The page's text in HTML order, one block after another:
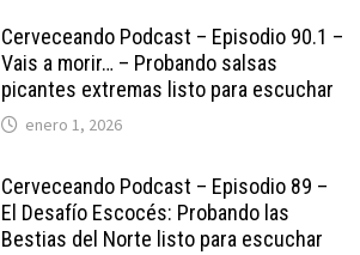
Cerveceando Podcast – Episodio 90.1 –
Vais a morir… – Probando salsas
picantes extremas listo para escuchar
enero 1, 2026
Cerveceando Podcast – Episodio 89 –
El Desafío Escocés: Probando las
Bestias del Norte listo para escuchar